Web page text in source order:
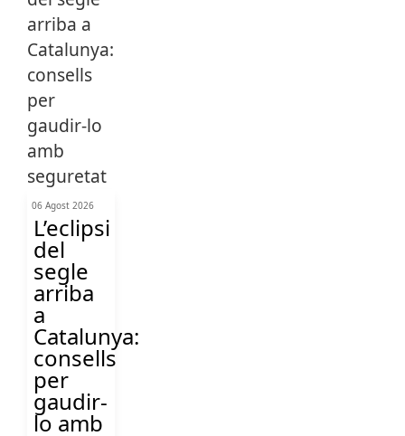
06 Agost 2026
L’eclipsi
del
segle
arriba
a
Catalunya:
consells
per
gaudir-
lo amb